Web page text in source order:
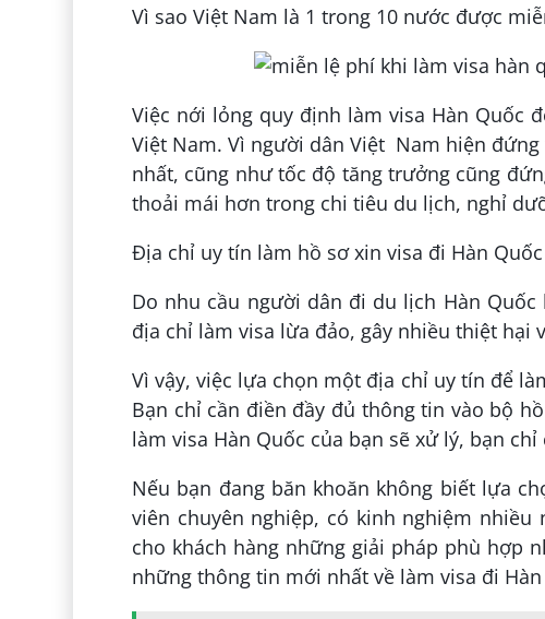
Vì sao Việt Nam là 1 trong 10 nước được
Việc nới lỏng quy định làm visa Hàn Quốc
Việt Nam. Vì người dân Việt Nam hiện
nhất, cũng như tốc độ tăng trưởng cũng
thoải mái hơn trong chi tiêu du lịch, nghỉ
Địa chỉ uy tín làm hồ sơ xin visa đi Hàn Quốc
Do nhu cầu người dân đi du lịch Hàn
địa chỉ làm visa lừa đảo, gây nhiều thiệt hại
Vì vậy, việc lựa chọn một địa chỉ uy tín để
Bạn chỉ cần điền đầy đủ thông tin vào bộ
làm visa Hàn Quốc của bạn sẽ xử lý, bạn
Nếu bạn đang băn khoăn không biết lựa
viên chuyên nghiệp, có kinh nghiệm
cho khách hàng những giải pháp phù hợp
những thông tin mới nhất về làm visa đi